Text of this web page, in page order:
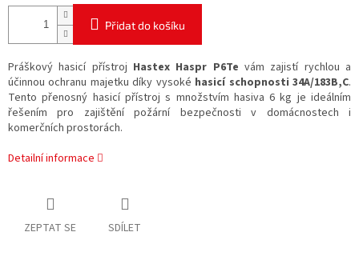
Přidat do košíku
Práškový hasicí přístroj Hastex Haspr P6Te vám zajistí rychlou a
účinnou ochranu majetku díky vysoké hasicí schopnosti 34A/183B,C.
Tento přenosný hasicí přístroj s množstvím hasiva 6 kg je ideálním
řešením pro zajištění požární bezpečnosti v domácnostech i
komerčních prostorách.
Detailní informace
ZEPTAT SE SDÍLET